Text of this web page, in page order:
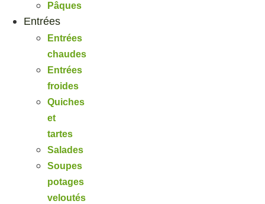
Pâques
Entrées
Entrées
chaudes
Entrées
froides
Quiches
et
tartes
Salades
Soupes
potages
veloutés